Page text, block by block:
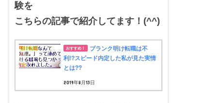
験を
こちらの記事で紹介してます！(^^)
ブランク明け転職は不
利!?スピード内定した私が見た実情
とは??
2019年8月13日